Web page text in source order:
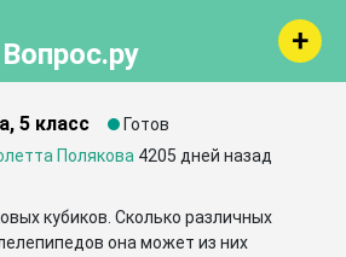
Вопрос.ру
5 класс
Готов
Полякова 4205 дней назад
кубиков. Сколько различных
она может из них